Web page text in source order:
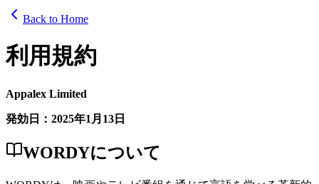
Back to Home
利用規約
Appalex Limited
発効日：2025年1月13日
WORDYについて